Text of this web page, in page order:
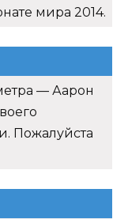
мира 2014.
— Аарон
Пожалуйста